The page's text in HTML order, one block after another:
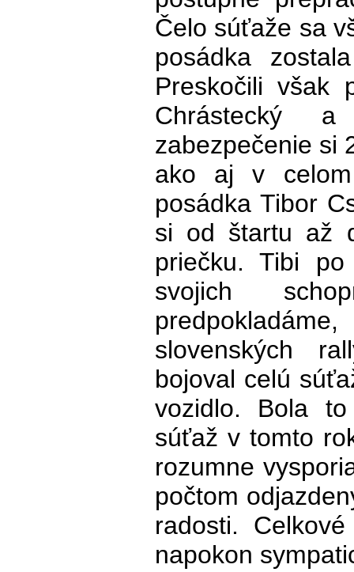
Čelo súťaže sa
posádka
Preskočili však
zabezpečenie si
ako aj v celom
posádka Tibor
si od štartu až
priečku. Tibi
svojich
slovenských
bojoval celú
vozidlo. Bola
súťaž v tomto
rozumne
počtom
radosti.
napokon